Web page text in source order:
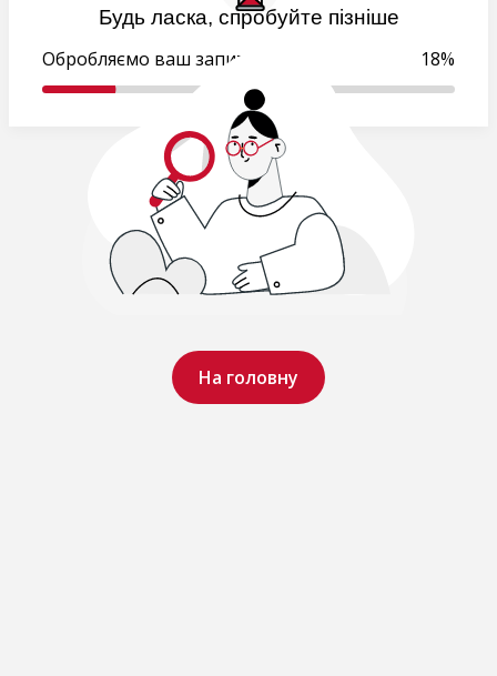
Будь ласка, спробуйте пізніше
На головну
Обробляємо ваш запит.. 18%